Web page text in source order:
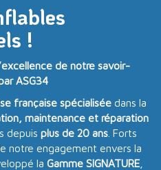
!
de notre savoir-
ASG34
française spécialisée dans la
maintenance et réparation
depuis plus de 20 ans . Forts
notre engagement envers la
la Gamme SIGNATURE